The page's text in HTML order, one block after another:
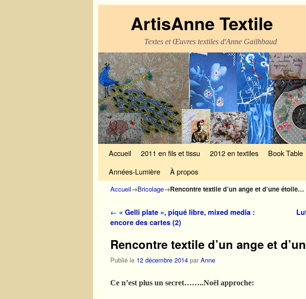
ArtisAnne Textile
Textes et Œuvres textiles d'Anne Gailhbaud
Accueil 2011 en fils et tissu 2012 en textiles Book Table
Années-Lumière
À propos
Accueil→Bricolage→Rencontre textile d’un ange et d’une étoile…
Navigation des articles
← « Gelli plate », piqué libre, mixed media :
encore des cartes (2)
Rencontre textile d’un ange et
Publié le 12 décembre 2014 par Anne
Ce n’est plus un secret……..Noël approche: